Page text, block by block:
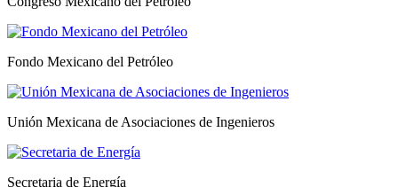
Fondo Mexicano del Petróleo
Unión Mexicana de Asociaciones de Ingenieros
Secretaria de Energía